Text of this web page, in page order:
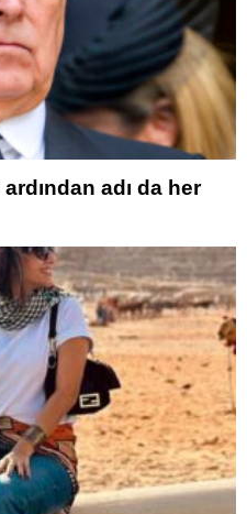
ardından adı da her